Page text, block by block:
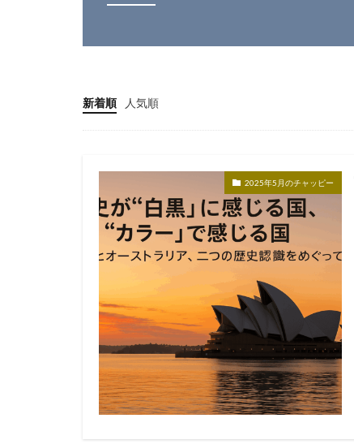
新着順 人気順
2025年5月のチャッピー